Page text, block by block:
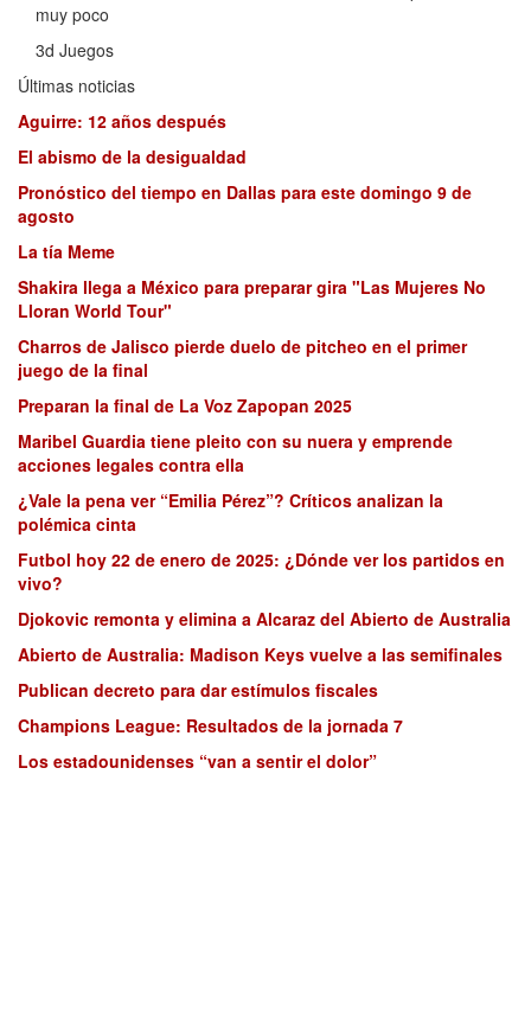
muy poco
3d Juegos
Últimas noticias
Aguirre: 12 años después
El abismo de la desigualdad
Pronóstico del tiempo en Dallas para este domingo 9 de
agosto
La tía Meme
Shakira llega a México para preparar gira "Las Mujeres No
Lloran World Tour"
Charros de Jalisco pierde duelo de pitcheo en el primer
juego de la final
Preparan la final de La Voz Zapopan 2025
Maribel Guardia tiene pleito con su nuera y emprende
acciones legales contra ella
¿Vale la pena ver “Emilia Pérez”? Críticos analizan la
polémica cinta
Futbol hoy 22 de enero de 2025: ¿Dónde ver los partidos en
vivo?
Djokovic remonta y elimina a Alcaraz del Abierto de Australia
Abierto de Australia: Madison Keys vuelve a las semifinales
Publican decreto para dar estímulos fiscales
Champions League: Resultados de la jornada 7
Los estadounidenses “van a sentir el dolor”